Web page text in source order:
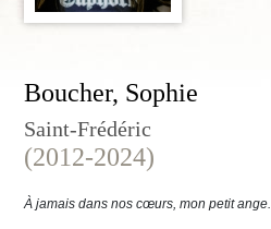
Boucher, Sophie
Saint-Frédéric
(2012-2024)
À jamais dans nos cœurs, mon petit ange.